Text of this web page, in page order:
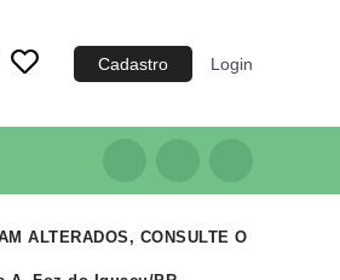
Cadastro Login
Categoria
ALTERADOS, CONSULTE O